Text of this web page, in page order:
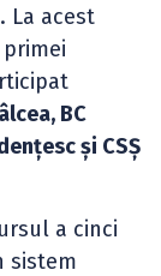
. La acest
BC
și CSȘ
a cinci
sistem